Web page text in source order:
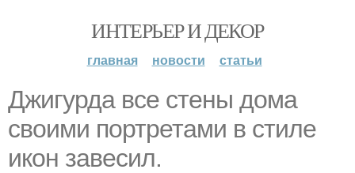
ИНТЕРЬЕР И ДЕКОР
главная новости статьи
Джигурда все стены дома
своими портретами в стиле
икон завесил.